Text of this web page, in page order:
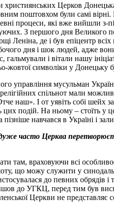
Церков
поштовхом були самі
процеси, які вже вийшли
З першого дня
Леніна, де і був епіцентр
дня і шок людей, адже
і вітали нашу
жовтої символіки у Донецьку
управління мусульман
спільнот мали
наш». І от уявіть собі шейх
подій. На ньому – стоїть
пізніше навчався в Україні
часто Церква
враховуючи всі
що можу служити у
до певних обрядів
до УГКЦ, перед тим був
Церкви не